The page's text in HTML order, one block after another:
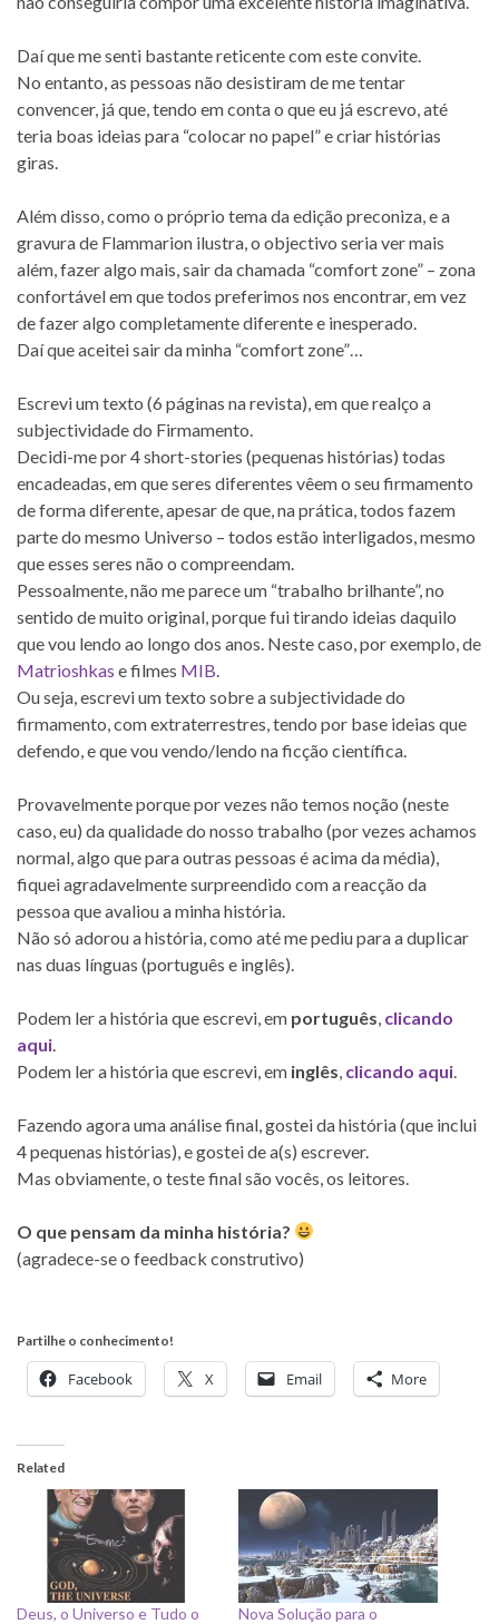
Daí que me senti bastante reticente com este convite.
No entanto, as pessoas não desistiram de me tentar
convencer, já que, tendo em conta o que eu já escrevo, até
teria boas ideias para “colocar no papel” e criar histórias
giras.
Além disso, como o próprio tema da edição preconiza, e a
gravura de Flammarion ilustra, o objectivo seria ver mais
além, fazer algo mais, sair da chamada “comfort zone” – zona
confortável em que todos preferimos nos encontrar, em vez
de fazer algo completamente diferente e inesperado.
Daí que aceitei sair da minha “comfort zone”…
Escrevi um texto (6 páginas na revista), em que realço a
subjectividade do Firmamento.
Decidi-me por 4 short-stories (pequenas histórias) todas
encadeadas, em que seres diferentes vêem o seu firmamento
de forma diferente, apesar de que, na prática, todos fazem
parte do mesmo Universo – todos estão interligados, mesmo
que esses seres não o compreendam.
Pessoalmente, não me parece um “trabalho brilhante”, no
sentido de muito original, porque fui tirando ideias daquilo
que vou lendo ao longo dos anos. Neste caso, por exemplo, de
Matrioshkas e filmes MIB
Ou seja, escrevi um texto sobre a subjectividade do
firmamento, com extraterrestres, tendo por base ideias que
defendo, e que vou vendo/lendo na ficção científica.
Provavelmente porque por vezes não temos noção (neste
caso, eu) da qualidade do nosso trabalho (por vezes achamos
normal, algo que para outras pessoas é acima da média),
fiquei agradavelmente surpreendido com a reacção da
pessoa que avaliou a minha história.
Não só adorou a história, como até me pediu para a duplicar
nas duas línguas (português e inglês).
Podem ler a história que escrevi, em português clicando
aqui
Podem ler a história que escrevi, em inglês clicando aqui
Fazendo agora uma análise final, gostei da história (que inclui
4 pequenas histórias), e gostei de a(s) escrever.
Mas obviamente, o teste final são vocês, os leitores.
O que pensam da minha história?
(agradece-se o feedback construtivo)
Partilhe o conhecimento!
Facebook X Email More
Related
Deus, o Universo e Tudo o
Nova Solução para o